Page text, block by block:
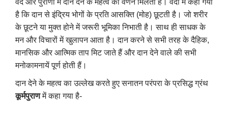
वेद और पुराणों में दान देने के महत्व का वर्णन मिलता है। वेदों में कहा गया
है कि दान से इंद्रिय भोगों के प्रति आसक्ति (मोह) छूटती है। जो शरीर
के छूटने या मुक्त होने में जरूरी भूमिका निभाती है। साथ ही साधक के
मन और विचारों में खुलापन आता है। दान करने से सभी तरह के दैहिक,
मानसिक और आत्मिक ताप मिट जाते हैं और दान देने वाले की सभी
मनोकामनायें पूर्ण होती हैं।
दान देने के महत्व का उल्लेख करते हुए सनातन परंपरा के प्रसिद्ध ग्रंथ
कूर्मपुराणमें कहा गया है-